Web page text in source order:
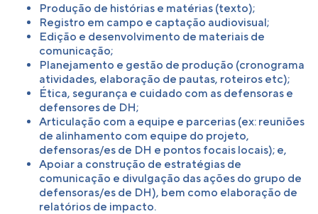
Produção de histórias e matérias (texto);
Registro em campo e captação audiovisual;
Edição e desenvolvimento de materiais de
comunicação;
Planejamento e gestão de produção (cronograma
atividades, elaboração de pautas, roteiros etc);
Ética, segurança e cuidado com as defensoras e
defensores de DH;
Articulação com a equipe e parcerias (ex: reuniões
de alinhamento com equipe do projeto,
defensoras/es de DH e pontos focais locais); e,
Apoiar a construção de estratégias de
comunicação e divulgação das ações do grupo de
defensoras/es de DH), bem como elaboração de
relatórios de impacto.